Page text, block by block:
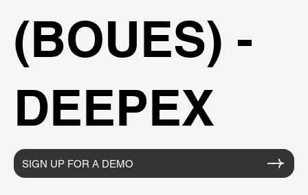
(BOUES) -
DEEPEX
SIGN UP FOR A DEMO